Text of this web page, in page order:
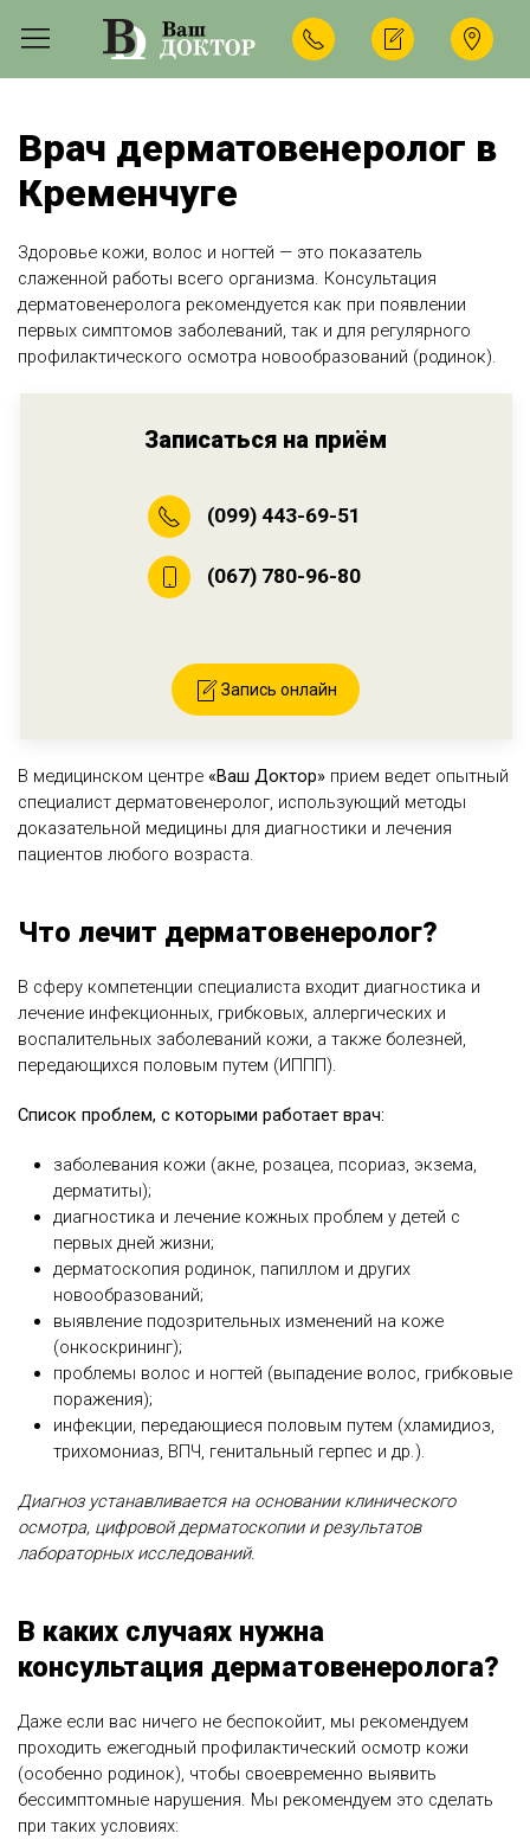
Врач дерматовенеролог в
Кременчуге
Здоровье кожи, волос и ногтей — это показатель
слаженной работы всего организма. Консультация
дерматовенеролога рекомендуется как при появлении
первых симптомов заболеваний, так и для регулярного
профилактического осмотра новообразований (родинок).
Записаться на приём
(099) 443-69-51
(067) 780-96-80
Запись онлайн
В медицинском центре «Ваш Доктор» прием ведет опытный
специалист дерматовенеролог, использующий методы
доказательной медицины для диагностики и лечения
пациентов любого возраста.
Что лечит дерматовенеролог?
В сферу компетенции специалиста входит диагностика и
лечение инфекционных, грибковых, аллергических и
воспалительных заболеваний кожи, а также болезней,
передающихся половым путем (ИППП).
Список проблем, с которыми работает врач:
заболевания кожи (акне, розацеа, псориаз, экзема,
дерматиты);
диагностика и лечение кожных проблем у детей с
первых дней жизни;
дерматоскопия родинок, папиллом и других
новообразований;
выявление подозрительных изменений на коже
(онкоскрининг);
проблемы волос и ногтей (выпадение волос, грибковые
поражения);
инфекции, передающиеся половым путем (хламидиоз,
трихомониаз, ВПЧ, генитальный герпес и др.).
Диагноз устанавливается на основании клинического
осмотра, цифровой дерматоскопии и результатов
лабораторных исследований.
В каких случаях нужна
консультация дерматовенеролога?
Даже если вас ничего не беспокойит, мы рекомендуем
проходить ежегодный профилактический осмотр кожи
(особенно родинок), чтобы своевременно выявить
бессимптомные нарушения. Мы рекомендуем это сделать
при таких условиях: